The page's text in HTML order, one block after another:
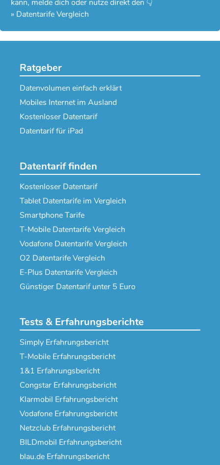
kann, melde dich oder nutze direkt den 👇
» Datentarife Vergleich
Ratgeber
Datenvolumen einfach erklärt
Mobiles Internet im Ausland
Kostenloser Datentarif
Datentarif für iPad
Datentarif finden
Kostenloser Datentarif
Tablet Datentarife im Vergleich
Smartphone Tarife
T-Mobile Datentarife Vergleich
Vodafone Datentarife Vergleich
O2 Datentarife Vergleich
E-Plus Datentarife Vergleich
Günstiger Datentarif unter 5 Euro
Tests & Erfahrungsberichte
Simply Erfahrungsbericht
T-Mobile Erfahrungsbericht
1&1 Erfahrungsbericht
Congstar Erfahrungsbericht
Klarmobil Erfahrungsbericht
Vodafone Erfahrungsbericht
Netzclub Erfahrungsbericht
BILDmobil Erfahrungsbericht
blau.de Erfahrungsbericht